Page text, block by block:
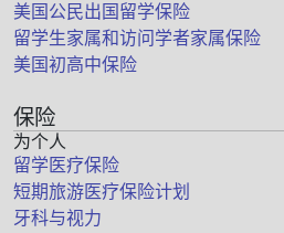
美国公民出国留学保险
留学生家属和访问学者家属保险
美国初高中保险
保险
为个人
留学医疗保险
短期旅游医疗保险计划
牙科与视力